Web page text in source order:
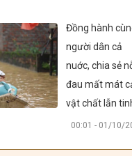
của người
Mexico...
Đồng hành
người dân cả
nuớc, chia sẻ
đau mất mát
vật chất lẫn
thần cùng
00:01 - 01/10/